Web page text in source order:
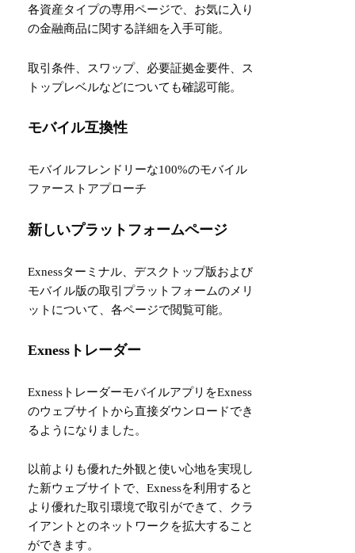
各資産タイプの専用ページで、お気に入り
の金融商品に関する詳細を入手可能。
取引条件、スワップ、必要証拠金要件、ス
トップレベルなどについても確認可能。
モバイル互換性
モバイルフレンドリーな100%のモバイル
ファーストアプローチ
新しいプラットフォームページ
Exnessターミナル、デスクトップ版および
モバイル版の取引プラットフォームのメリ
ットについて、各ページで閲覧可能。
Exnessトレーダー
ExnessトレーダーモバイルアプリをExness
のウェブサイトから直接ダウンロードでき
るようになりました。
以前よりも優れた外観と使い心地を実現し
た新ウェブサイトで、Exnessを利用すると
より優れた取引環境で取引ができて、クラ
イアントとのネットワークを拡大すること
ができます。